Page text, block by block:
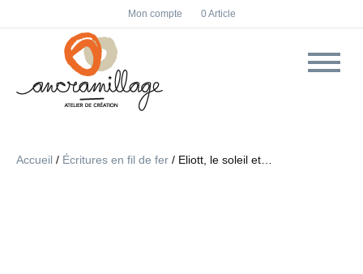
F
a
c
I
n
s
Mon compte 0 Article
Accueil / Écritures en fil de fer / Eliott, le soleil et…